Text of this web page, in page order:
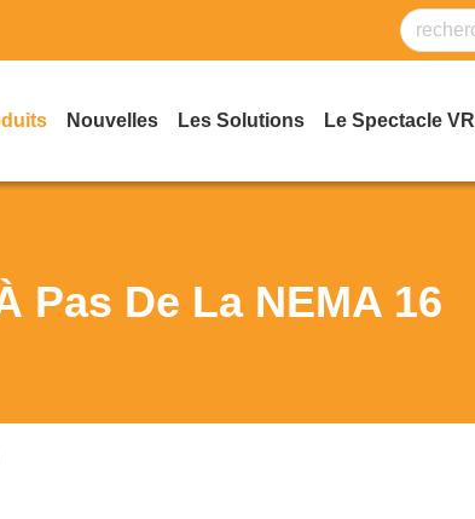
Nouvelles Les Solutions Le Spectacle VR
Pas De La NEMA 16